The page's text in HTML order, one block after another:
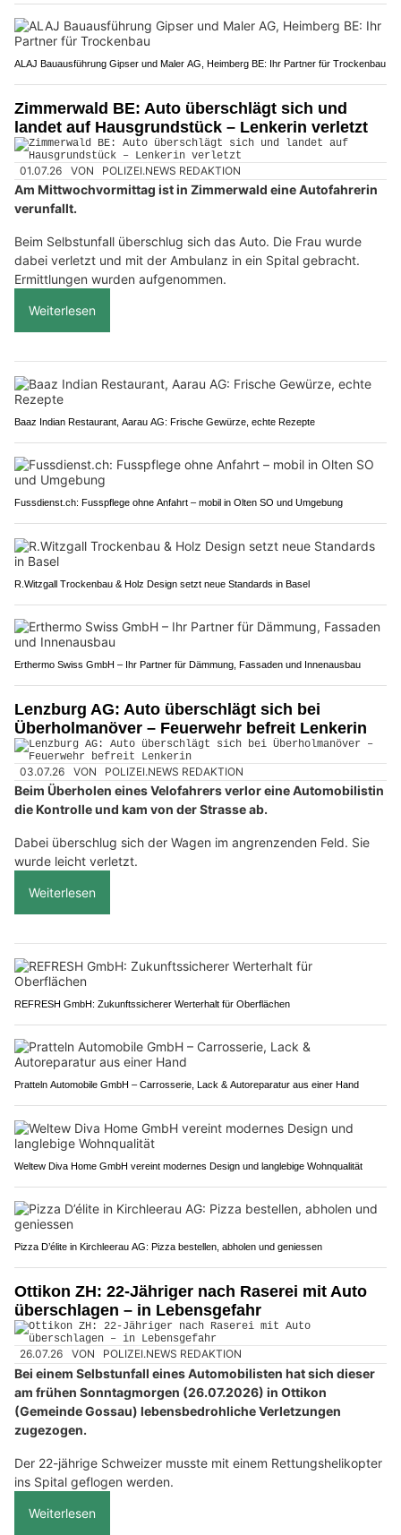
ALAJ Bauausführung Gipser und Maler AG, Heimberg BE: Ihr Partner für Trockenbau
Zimmerwald BE: Auto überschlägt sich und
landet auf Hausgrundstück – Lenkerin verletzt
01.07.26 VON POLIZEI.NEWS REDAKTION
Am Mittwochvormittag ist in Zimmerwald eine Autofahrerin
verunfallt.
Beim Selbstunfall überschlug sich das Auto. Die Frau wurde
dabei verletzt und mit der Ambulanz in ein Spital gebracht.
Ermittlungen wurden aufgenommen.
Weiterlesen
Baaz Indian Restaurant, Aarau AG: Frische Gewürze, echte Rezepte
Fussdienst.ch: Fusspflege ohne Anfahrt – mobil in Olten SO und Umgebung
R.Witzgall Trockenbau & Holz Design setzt neue Standards in Basel
Erthermo Swiss GmbH – Ihr Partner für Dämmung, Fassaden und Innenausbau
Lenzburg AG: Auto überschlägt sich bei
Überholmanöver – Feuerwehr befreit Lenkerin
03.07.26 VON POLIZEI.NEWS REDAKTION
Beim Überholen eines Velofahrers verlor eine Automobilistin
die Kontrolle und kam von der Strasse ab.
Dabei überschlug sich der Wagen im angrenzenden Feld. Sie
wurde leicht verletzt.
Weiterlesen
REFRESH GmbH: Zukunftssicherer Werterhalt für Oberflächen
Pratteln Automobile GmbH – Carrosserie, Lack & Autoreparatur aus einer Hand
Weltew Diva Home GmbH vereint modernes Design und langlebige Wohnqualität
Pizza D’élite in Kirchleerau AG: Pizza bestellen, abholen und geniessen
Ottikon ZH: 22-Jähriger nach Raserei mit Auto
überschlagen – in Lebensgefahr
26.07.26 VON POLIZEI.NEWS REDAKTION
Bei einem Selbstunfall eines Automobilisten hat sich dieser
am frühen Sonntagmorgen (26.07.2026) in Ottikon
(Gemeinde Gossau) lebensbedrohliche Verletzungen
zugezogen.
Der 22-jährige Schweizer musste mit einem Rettungshelikopter
ins Spital geflogen werden.
Weiterlesen